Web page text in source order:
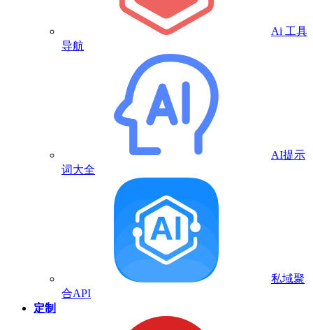
Ai 工具
导航
AI提示
词大全
私域聚
合API
定制